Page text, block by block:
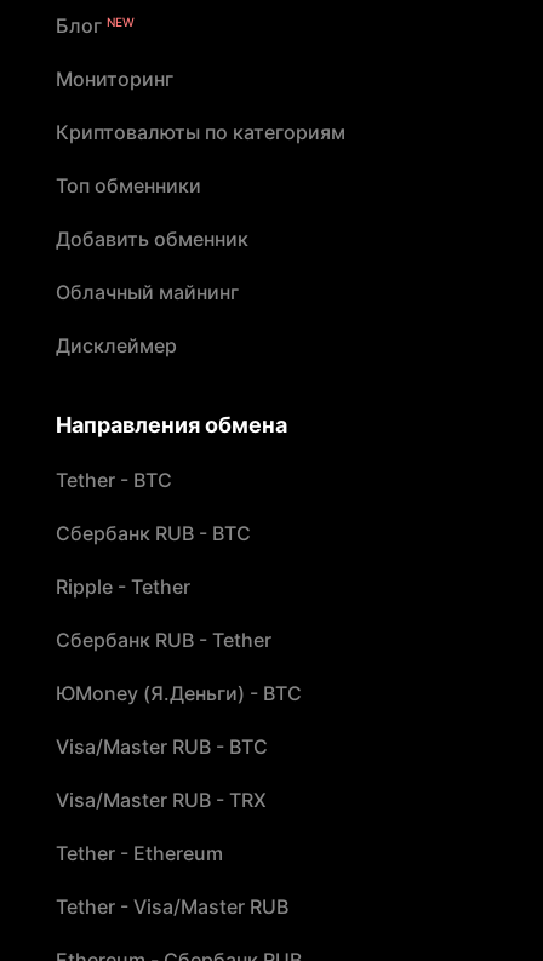
Блог NEW
Мониторинг
Криптовалюты по категориям
Топ обменники
Добавить обменник
Облачный майнинг
Дисклеймер
Направления обмена
Tether - BTC
Сбербанк RUB - BTC
Ripple - Tether
Сбербанк RUB - Tether
ЮMoney (Я.Деньги) - BTC
Visa/Master RUB - BTC
Visa/Master RUB - TRX
Tether - Ethereum
Tether - Visa/Master RUB